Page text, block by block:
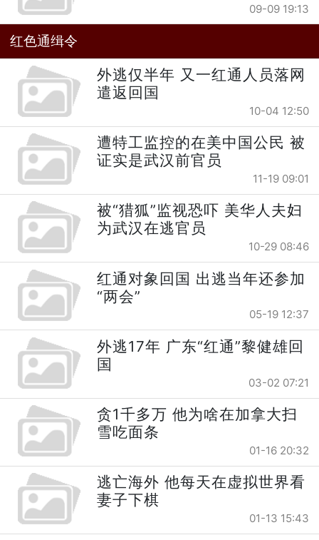
09-09 19:13
红色通缉令
外逃仅半年 又一红通人员落网
遣返回国
10-04 12:50
遭特工监控的在美中国公民 被
证实是武汉前官员
11-19 09:01
被“猎狐”监视恐吓 美华人夫妇
为武汉在逃官员
10-29 08:46
红通对象回国 出逃当年还参加
“两会”
05-19 12:37
外逃17年 广东“红通”黎健雄回
国
03-02 07:21
贪1千多万 他为啥在加拿大扫
雪吃面条
01-16 20:32
逃亡海外 他每天在虚拟世界看
妻子下棋
01-13 15:43